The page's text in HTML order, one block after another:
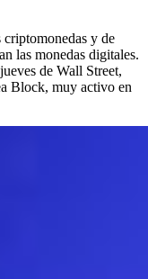
criptomonedas y de
las monedas digitales.
de Wall Street,
Block, muy activo en